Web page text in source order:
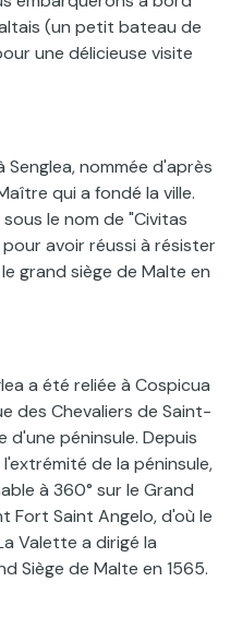
(un petit bateau de
une délicieuse visite
nommée d'après
qui a fondé la ville.
le nom de "Civitas
avoir réussi à résister
grand siège de Malte en
a été reliée à Cospicua
des Chevaliers de Saint-
d'une péninsule. Depuis
de la péninsule,
à 360° sur le Grand
Fort Saint Angelo, d'où le
Valette a dirigé la
Siège de Malte en 1565.